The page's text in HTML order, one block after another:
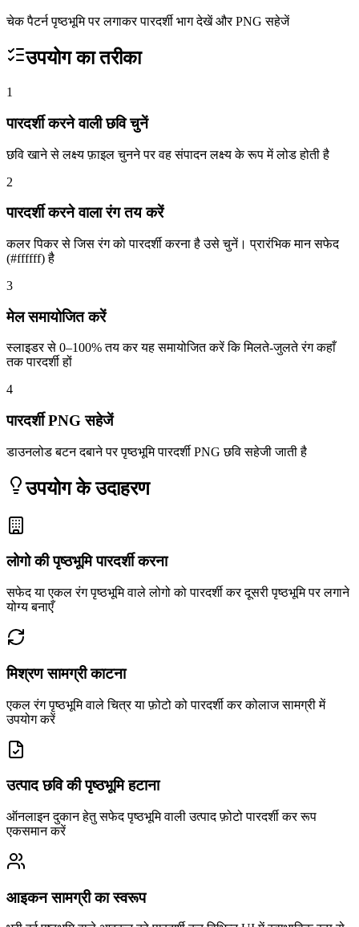
चेक पैटर्न पृष्ठभूमि पर लगाकर पारदर्शी भाग देखें और PNG सहेजें
उपयोग का तरीका
1
पारदर्शी करने वाली छवि चुनें
छवि खाने से लक्ष्य फ़ाइल चुनने पर वह संपादन लक्ष्य के रूप में लोड होती है
2
पारदर्शी करने वाला रंग तय करें
कलर पिकर से जिस रंग को पारदर्शी करना है उसे चुनें। प्रारंभिक मान सफेद
(#ffffff) है
3
मेल समायोजित करें
स्लाइडर से 0–100% तय कर यह समायोजित करें कि मिलते-जुलते रंग कहाँ
तक पारदर्शी हों
4
पारदर्शी PNG सहेजें
डाउनलोड बटन दबाने पर पृष्ठभूमि पारदर्शी PNG छवि सहेजी जाती है
उपयोग के उदाहरण
लोगो की पृष्ठभूमि पारदर्शी करना
सफेद या एकल रंग पृष्ठभूमि वाले लोगो को पारदर्शी कर दूसरी पृष्ठभूमि पर लगाने
योग्य बनाएँ
मिश्रण सामग्री काटना
एकल रंग पृष्ठभूमि वाले चित्र या फ़ोटो को पारदर्शी कर कोलाज सामग्री में
उपयोग करें
उत्पाद छवि की पृष्ठभूमि हटाना
ऑनलाइन दुकान हेतु सफेद पृष्ठभूमि वाली उत्पाद फ़ोटो पारदर्शी कर रूप
एकसमान करें
आइकन सामग्री का स्वरूप